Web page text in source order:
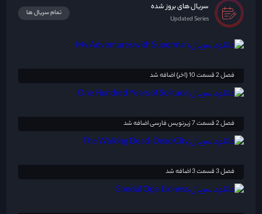
سریال های بروز شده
Updated Series
تمام سریال ها
فصل 2 قسمت 10 {اخر} اضافه شد
فصل 2 قسمت 7 زیرنویس فارسی اضافه شد
فصل 3 قسمت 3 اضافه شد